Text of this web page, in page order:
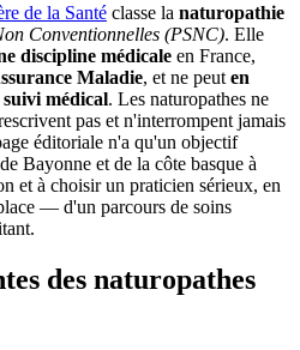
de la Santé classe la naturopathie
Conventionnelles (PSNC). Elle
discipline médicale en France,
Maladie, et ne peut en
médical. Les naturopathes ne
pas et n'interrompent jamais
éditoriale n'a qu'un objectif
Bayonne et de la côte basque à
et à choisir un praticien sérieux, en
— d'un parcours de soins
des naturopathes